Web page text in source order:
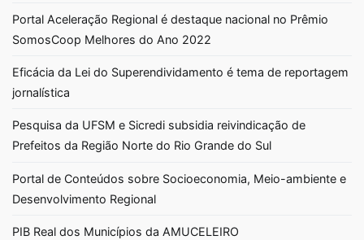
Portal Aceleração Regional é destaque nacional no Prêmio
SomosCoop Melhores do Ano 2022
Eficácia da Lei do Superendividamento é tema de reportagem
jornalística
Pesquisa da UFSM e Sicredi subsidia reivindicação de
Prefeitos da Região Norte do Rio Grande do Sul
Portal de Conteúdos sobre Socioeconomia, Meio-ambiente e
Desenvolvimento Regional
PIB Real dos Municípios da AMUCELEIRO